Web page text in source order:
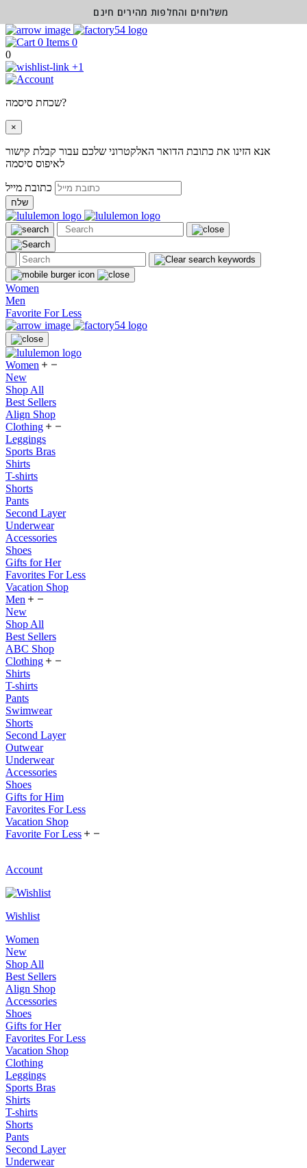
0
0
+1
שכחת סיסמה?
×
אנא הזינו את כתובת הדואר האלקטרוני שלכם עבור קבלת קישור
לאיפוס סיסמה
שלח
Women
Men
Favorite For Less
Women
New
Shop All
Best Sellers
Align Shop
Clothing
Leggings
Sports Bras
Shirts
T-shirts
Shorts
Pants
Second Layer
Underwear
Accessories
Shoes
Gifts for Her
Favorites For Less
Vacation Shop
Men
New
Shop All
Best Sellers
ABC Shop
Clothing
Shirts
T-shirts
Pants
Swimwear
Shorts
Second Layer
Outwear
Underwear
Accessories
Shoes
Gifts for Him
Favorites For Less
Vacation Shop
Favorite For Less
Account
Wishlist
Women
New
Shop All
Best Sellers
Align Shop
Accessories
Shoes
Gifts for Her
Favorites For Less
Vacation Shop
Clothing
Leggings
Sports Bras
Shirts
T-shirts
Shorts
Pants
Second Layer
Underwear
משלוחים והחלפות מהירים חינם